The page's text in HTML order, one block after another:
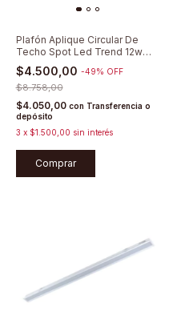
Plafón Aplique Circular De
Techo Spot Led Trend 12w
Lumenac
$4.500,00 -49% OFF
$8.758,00
$4.050,00 con Transferencia o
depósito
3 x $1.500,00 sin interés
Comprar